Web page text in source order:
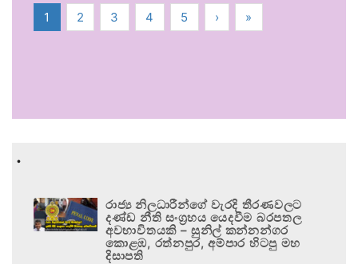
1 2 3 4 5 › »
.
රාජ්‍ය නිලධාරීන්ගේ වැරදි තීරණවලට
දණ්ඩ නීති සංග්‍රහය යෙදවීම බරපතල
අවභාවිතයකි – සුනිල් කන්නන්ගර
කොළඹ, රත්නපුර, අම්පාර හිටපු මහ
දිසාපති